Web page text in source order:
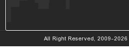
All Right Reserved, 2009-2026